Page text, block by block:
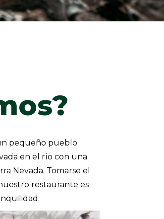
pequeño pueblo
en el río con una
Nevada. Tomarse el
restaurante es